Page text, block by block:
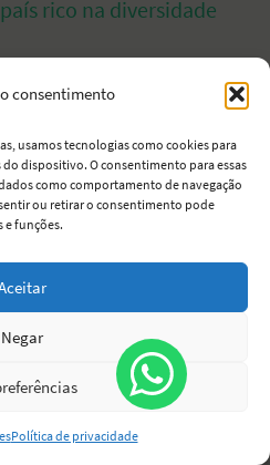
consentimento
usamos tecnologias como cookies para
dispositivo. O consentimento para essas
como comportamento de navegação
ou retirar o consentimento pode
e funções.
Negar
Política de privacidade
rico na diversidade
até janeiro de 2022 e
por APMA